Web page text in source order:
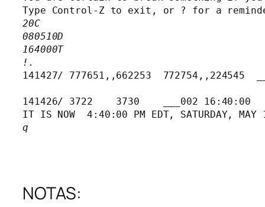
20C
080510D
164000T
!.
141427/ 777651,,662253  772754,,224545
141426/ 3722    3730    ___002 16:40:00
q
NOTAS: